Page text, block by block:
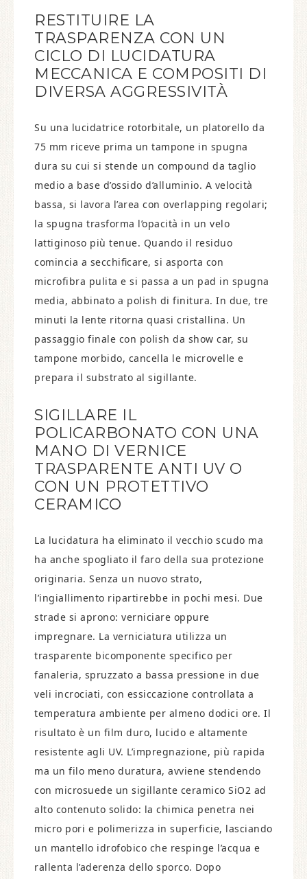
RESTITUIRE LA
TRASPARENZA CON UN
CICLO DI LUCIDATURA
MECCANICA E COMPOSITI DI
DIVERSA AGGRESSIVITÀ
Su una lucidatrice rotorbitale, un platorello da
75 mm riceve prima un tampone in spugna
dura su cui si stende un compound da taglio
medio a base d’ossido d’alluminio. A velocità
bassa, si lavora l’area con overlapping regolari;
la spugna trasforma l’opacità in un velo
lattiginoso più tenue. Quando il residuo
comincia a secchiﬁcare, si asporta con
microfibra pulita e si passa a un pad in spugna
media, abbinato a polish di finitura. In due, tre
minuti la lente ritorna quasi cristallina. Un
passaggio finale con polish da show car, su
tampone morbido, cancella le microvelle e
prepara il substrato al sigillante.
SIGILLARE IL
POLICARBONATO CON UNA
MANO DI VERNICE
TRASPARENTE ANTI UV O
CON UN PROTETTIVO
CERAMICO
La lucidatura ha eliminato il vecchio scudo ma
ha anche spogliato il faro della sua protezione
originaria. Senza un nuovo strato,
l’ingiallimento ripartirebbe in pochi mesi. Due
strade si aprono: verniciare oppure
impregnare. La verniciatura utilizza un
trasparente bicomponente specifico per
fanaleria, spruzzato a bassa pressione in due
veli incrociati, con essiccazione controllata a
temperatura ambiente per almeno dodici ore. Il
risultato è un film duro, lucido e altamente
resistente agli UV. L’impregnazione, più rapida
ma un filo meno duratura, avviene stendendo
con microsuede un sigillante ceramico SiO2 ad
alto contenuto solido: la chimica penetra nei
micro pori e polimerizza in superficie, lasciando
un mantello idrofobico che respinge l’acqua e
rallenta l’aderenza dello sporco. Dopo